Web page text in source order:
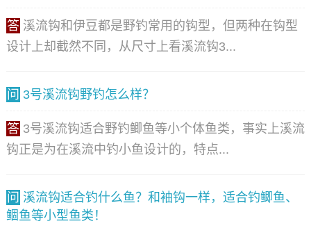
答 溪流钩和伊豆都是野钓常用的钩型，但两种在钩型
设计上却截然不同，从尺寸上看溪流钩3...
问 3号溪流钩野钓怎么样？
答 3号溪流钩适合野钓鲫鱼等小个体鱼类，事实上溪流
钩正是为在溪流中钓小鱼设计的，特点...
问 溪流钩适合钓什么鱼？和袖钩一样，适合钓鲫鱼、
鲴鱼等小型鱼类！